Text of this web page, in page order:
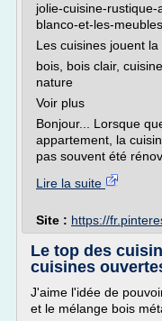
jolie-cuisine-
blanco-et-les-
Les cuisines jouent
bois, bois clair,
nature
Voir plus
Bonjour... Lorsque
appartement, la
pas souvent été
Lire la suite
Site : https://
Le top des
cuisines
J'aime l'idée de
et le mélange bois